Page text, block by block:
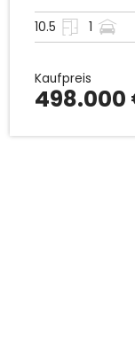
10.5 1
Kaufpreis
498.000